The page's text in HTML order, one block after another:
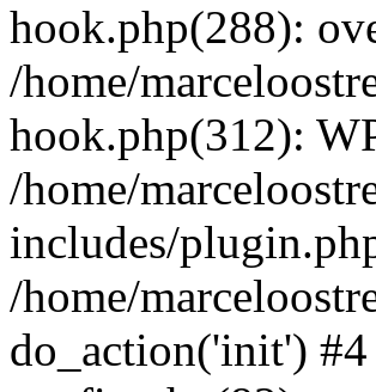
hook.php(288):
/home/
hook.php(312):
/home/
includes/
/home/
do_action('init')